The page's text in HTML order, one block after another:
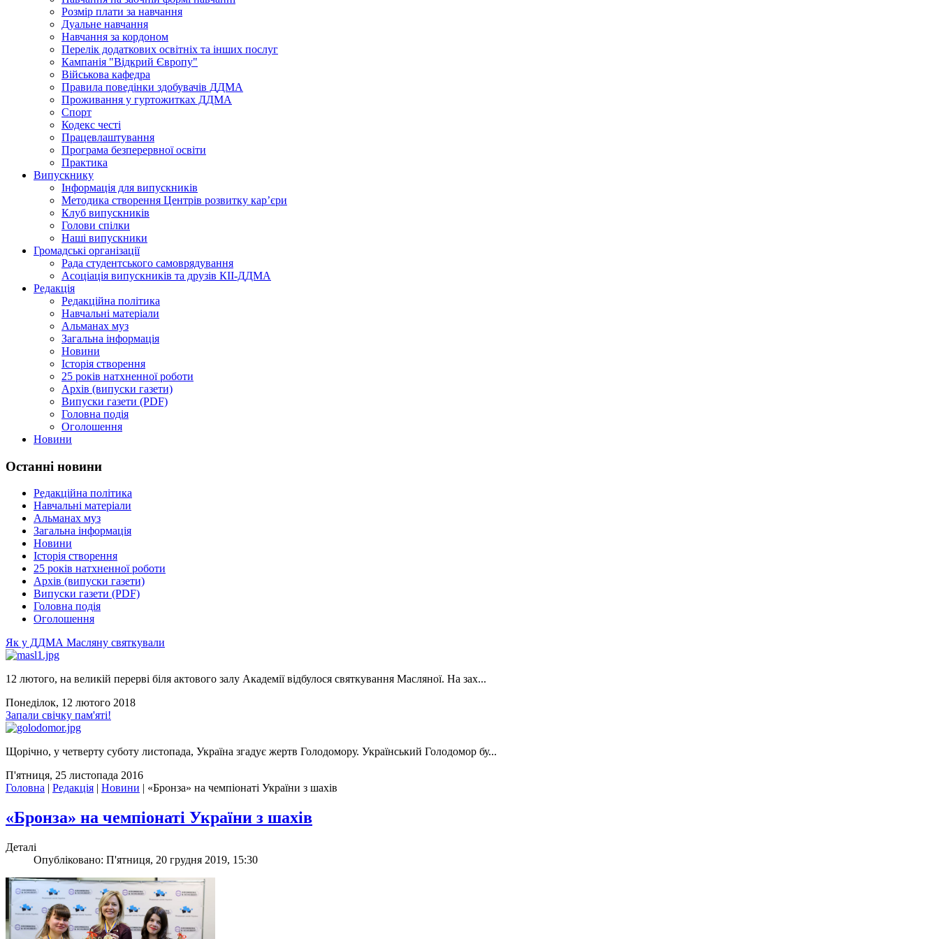
Розмір плати за навчання
Дуальне навчання
Навчання за кордоном
Перелік додаткових освітніх та інших послуг
Кампанія "Відкрий Європу"
Військова кафедра
Правила поведінки здобувачів ДДМА
Проживання у гуртожитках ДДМА
Спорт
Кодекс честі
Працевлаштування
Програма безперервної освіти
Практика
Випускнику
Інформація для випускників
Методика створення Центрів розвитку кар’єри
Клуб випускників
Голови спілки
Наші випускники
Громадські організації
Рада студентського самоврядування
Асоціація випускників та друзів КІІ-ДДМА
Редакція
Редакційна політика
Навчальні матеріали
Альманах муз
Загальна інформація
Новини
Історія створення
25 років натхненної роботи
Архів (випуски газети)
Випуски газети (PDF)
Головна подія
Оголошення
Новини
Останні новини
Редакційна політика
Навчальні матеріали
Альманах муз
Загальна інформація
Новини
Історія створення
25 років натхненної роботи
Архів (випуски газети)
Випуски газети (PDF)
Головна подія
Оголошення
Як у ДДМА Масляну святкували
12 лютого, на великій перерві біля актового залу Академії відбулося святкування Масляної. На зах...
Понеділок, 12 лютого 2018
Запали свічку пам'яті!
Щорічно, у четверту суботу листопада, Україна згадує жертв Голодомору. Український Голодомор бу...
П'ятниця, 25 листопада 2016
Головна | Редакція | Новини | «Бронза» на чемпіонаті України з шахів
«Бронза» на чемпіонаті України з шахів
Деталі
Опубліковано: П'ятниця, 20 грудня 2019, 15:30